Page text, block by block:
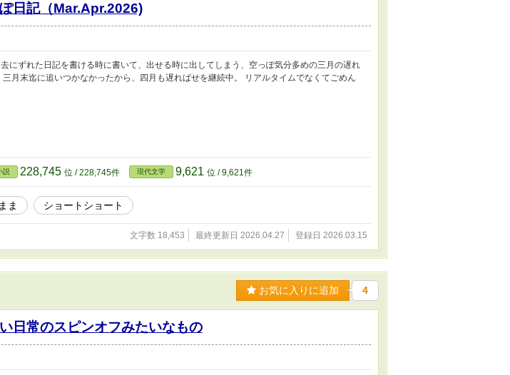
日記（Mar.Apr.2026)
にずれた日記を書ける時に書いて、出せる時に出してしまう、空っぽ気分多めの三月の遅れ
三月末迄に追いつかなかったから、四月も遅ればせを継続中。 リアルタイムでなくてごめん
説 228,745 位 / 228,745件 現代文学 9,621 位 / 9,621件
ま ショートショート
文字数 18,453 最終更新日 2026.04.27 登録日 2026.03.15
お気に入りに追加 4
日常のスピンオフみたいなもの